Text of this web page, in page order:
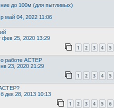
до 100м (для пытливых)
май 04, 2022 11:06
фев 25, 2020 13:29
1 2 3 4 5
работе АСТЕР
23, 2020 21:29
1 2 3 4 5
дек 28, 2013 10:13
1 2 3 4 5 6